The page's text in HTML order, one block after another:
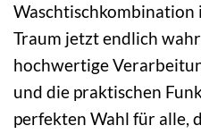
Waschtischkombination
Traum jetzt endlich
hochwertige
und die praktischen
perfekten Wahl für alle,